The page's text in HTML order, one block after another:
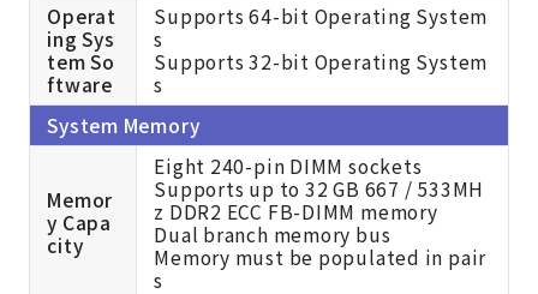
Operat
ing Sys
tem So
ftware
Supports 64-bit Operating System
s
Supports 32-bit Operating System
s
System Memory
Memor
y Capa
city
Eight 240-pin DIMM sockets
Supports up to 32 GB 667 / 533MH
z DDR2 ECC FB-DIMM memory
Dual branch memory bus
Memory must be populated in pair
s